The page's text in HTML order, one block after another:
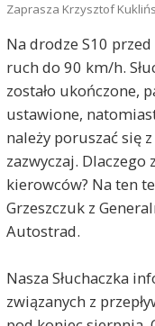
Zaprasza Krzysztof
Na drodze S10
ruch do 90 km/h.
zostało ukończone,
ustawione,
należy poruszać się
zazwyczaj.
kierowców? Na ten
Grzeszczuk z
Autostrad.
Nasza Słuchaczka
związanych z